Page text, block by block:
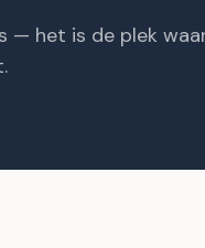
— het is de plek